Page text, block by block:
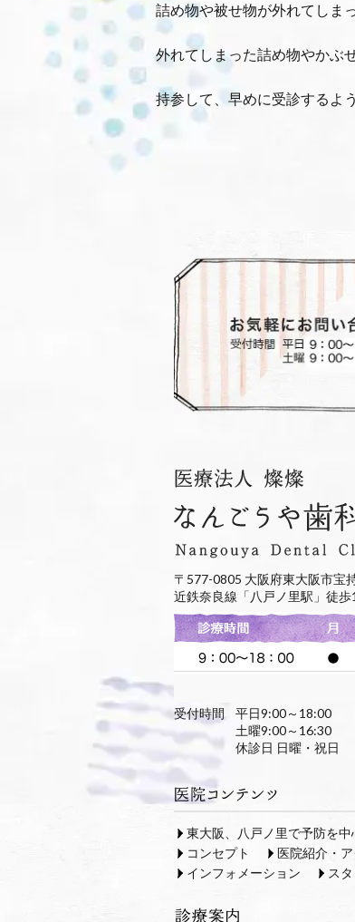
詰め物や被せ物が外れてしま
外れてしまった詰め物やかぶ
持参して、早めに受診するよ
〒577-0805 大阪府東大阪市宝
近鉄奈良線「八戸ノ里駅」徒
受付時間
平日9:00～18:00
土曜9:00～16:30
休診日 日曜・祝日
東大阪、八戸ノ里で予防を
コンセプト
医院紹介・
インフォメーション
ス